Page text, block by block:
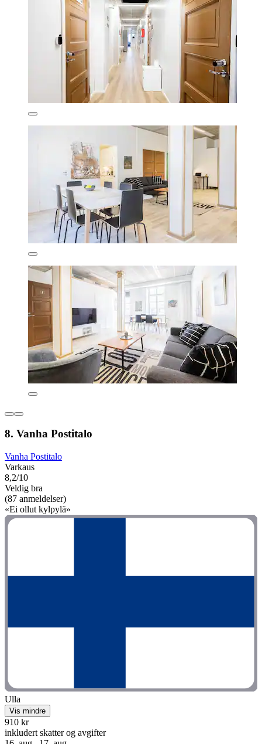
8. Vanha Postitalo
Vanha Postitalo
Varkaus
8,2/10
Veldig bra
(87 anmeldelser)
«Ei ollut kylpylä»
Ulla
Vis mindre
910 kr
inkludert skatter og avgifter